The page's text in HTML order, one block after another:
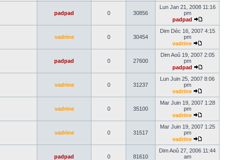
padpad 0 30856
Lun Jan 21, 2008 11:16
pm
padpad
vadrine 0 30454
Dim Déc 16, 2007 4:15
pm
vadrine
padpad 0 27600
Dim Aoû 19, 2007 2:05
pm
padpad
vadrine 0 31237
Lun Juin 25, 2007 8:06
pm
vadrine
vadrine 0 35100
Mar Juin 19, 2007 1:28
pm
vadrine
vadrine 0 31517
Mar Juin 19, 2007 1:25
pm
vadrine
padpad 0 81610
Dim Aoû 27, 2006 11:44
am